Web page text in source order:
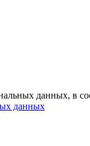
данных,
данных